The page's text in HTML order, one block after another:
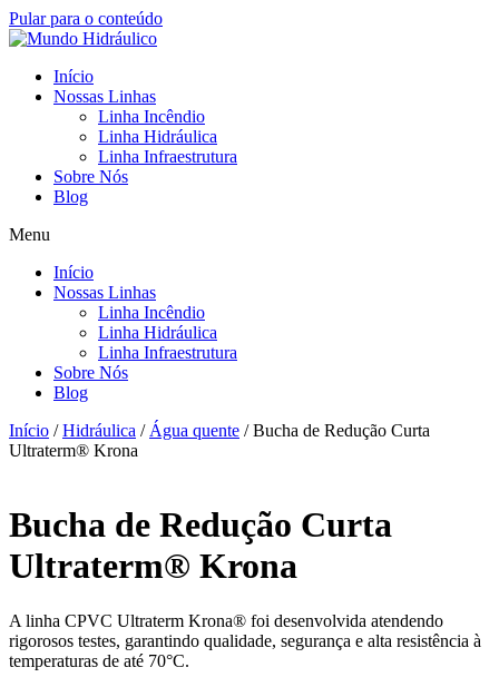
Pular para o conteúdo
Início
Nossas Linhas
Linha Incêndio
Linha Hidráulica
Linha Infraestrutura
Sobre Nós
Blog
Menu
Início
Nossas Linhas
Linha Incêndio
Linha Hidráulica
Linha Infraestrutura
Sobre Nós
Blog
Início /Hidráulica / Água quente / Bucha de Redução Curta
Ultraterm® Krona
Bucha de Redução Curta
Ultraterm® Krona
A linha CPVC Ultraterm Krona® foi desenvolvida atendendo
rigorosos testes, garantindo qualidade, segurança e alta resistência à
temperaturas de até 70°C.